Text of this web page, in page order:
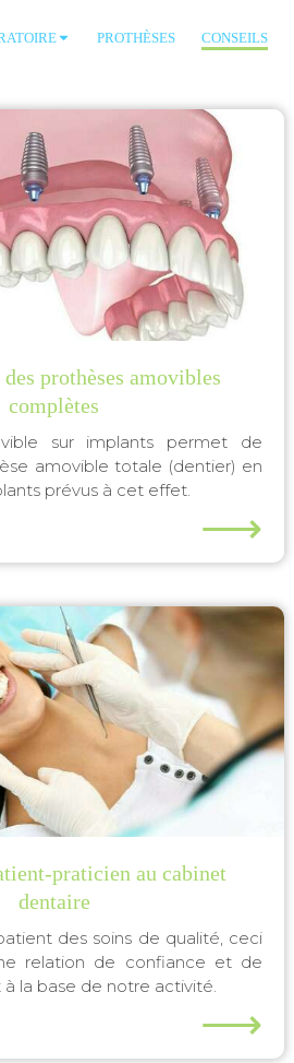
PROTHÈSES CONSEILS
prothèses amovibles
complètes
sur implants permet de
amovible totale (dentier) en
prévus à cet effet.
⟶
praticien au cabinet
dentaire
des soins de qualité, ceci
relation de confiance et de
la base de notre activité.
⟶